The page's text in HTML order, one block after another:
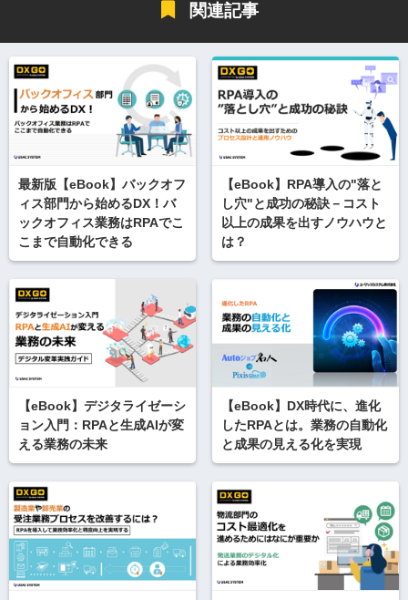
関連記事
最新版【eBook】バックオフ
ィス部門から始めるDX！バ
ックオフィス業務はRPAでこ
こまで自動化できる
【eBook】RPA導入の"落と
し穴"と成功の秘訣－コスト
以上の成果を出すノウハウと
は？
【eBook】デジタライゼーシ
ョン入門：RPAと生成AIが変
える業務の未来
【eBook】DX時代に、進化
したRPAとは。業務の自動化
と成果の見える化を実現